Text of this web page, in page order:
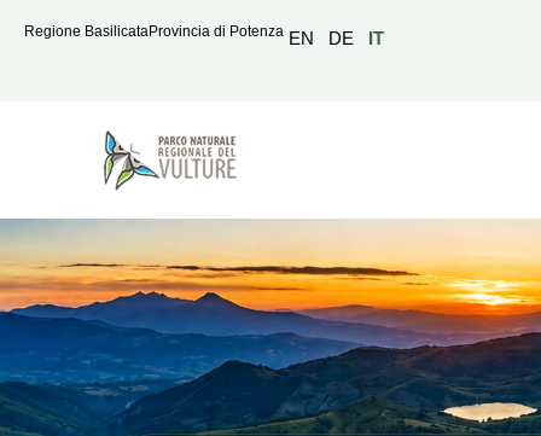
Regione BasilicataProvincia di Potenza EN DE IT